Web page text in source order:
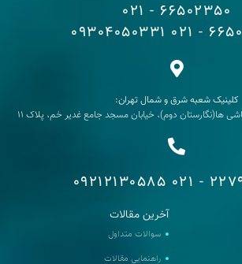
66502350 - 021
09304050331
کلینیک شعبه شرق و شمال تهران:
ها(نگارستان دوم)، خیابان مسجد جامع غدیر خم، پلاک 11
09212130585
آخرین مقالات
سوالات متداول
راهنمایی مقالات